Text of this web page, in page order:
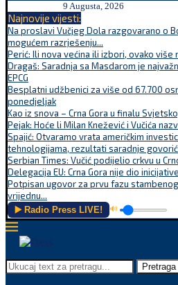
9 Augusta, 2026
Najnovije vijesti:
Na proslavi Vučjeg Dola razgovarano o
mogućem razrješenju...
Perić: Ili nova većina ili izbori, ovako više
Dragaš: Saradnja sa Masdarom je
EPCG
Besplatni udžbenici za više od 67.700
ponedjeljak
Kao iz snova – Crna Gora u finalu
Pejak: Hoće li Milan Knežević i Vučića
Spajić: Otvaramo vrata američkim
tehnologijama, rezultati saradnje
Serbian Times: Vučić podijelio crkvu u
Delegacija EU: Crna Gora nije dio
Potpisan ugovor za prvu fazu
vrijednu...
▶️ Radio Press LIVE! 🔊
Pretraga